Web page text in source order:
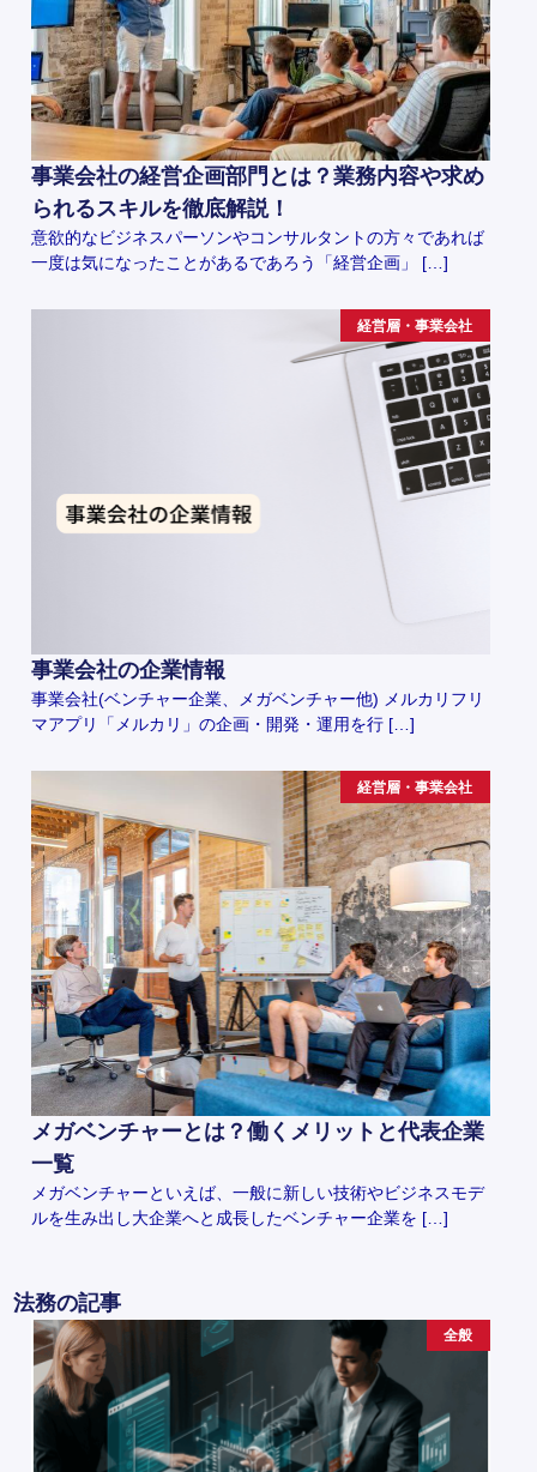
事業会社の経営企画部門とは？業務内容や求め
られるスキルを徹底解説！
意欲的なビジネスパーソンやコンサルタントの方々であれば
一度は気になったことがあるであろう「経営企画」 […]
経営層・事業会社
事業会社の企業情報
事業会社(ベンチャー企業、メガベンチャー他) メルカリフリ
マアプリ「メルカリ」の企画・開発・運用を行 […]
経営層・事業会社
メガベンチャーとは？働くメリットと代表企業
一覧
メガベンチャーといえば、一般に新しい技術やビジネスモデ
ルを生み出し大企業へと成長したベンチャー企業を […]
法務の記事
全般